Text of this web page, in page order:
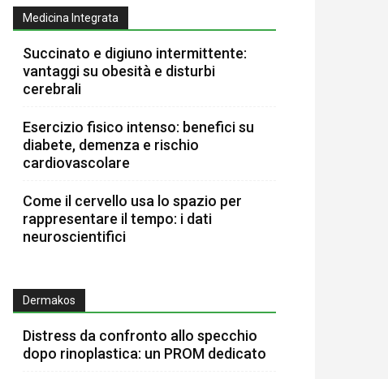
Medicina Integrata
Succinato e digiuno intermittente:
vantaggi su obesità e disturbi
cerebrali
Esercizio fisico intenso: benefici su
diabete, demenza e rischio
cardiovascolare
Come il cervello usa lo spazio per
rappresentare il tempo: i dati
neuroscientifici
Dermakos
Distress da confronto allo specchio
dopo rinoplastica: un PROM dedicato